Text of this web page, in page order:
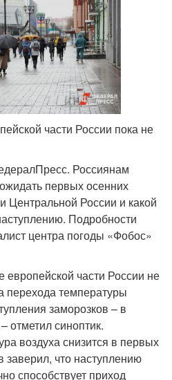
части России пока не
Россиянам
первых осенних
Центральной России и какой
Подробности
центра погоды «Фобос»
европейской части России не
перехода температуры
заморозков – в
отметил синоптик.
воздуха снизится в первых
заверил, что наступлению
способствует приход